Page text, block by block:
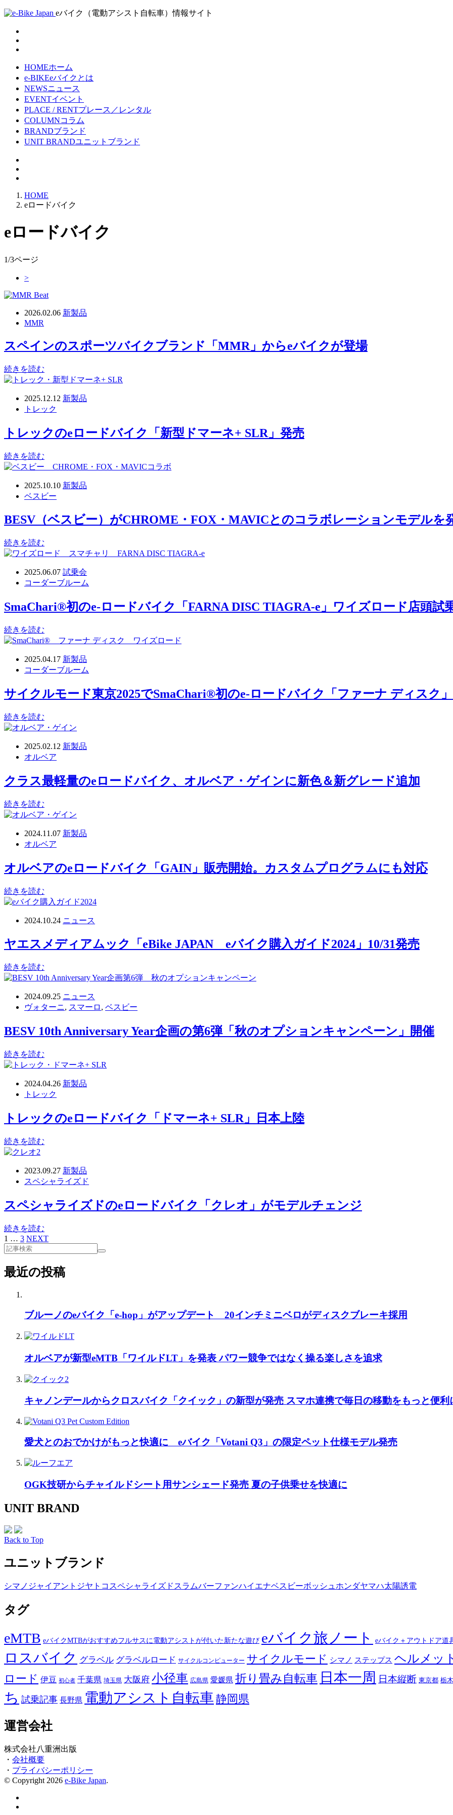
eバイク（電動アシスト自転車）情報サイト
HOMEホーム
e-BIKEeバイクとは
NEWSニュース
EVENTイベント
PLACE / RENTプレース／レンタル
COLUMNコラム
BRANDブランド
UNIT BRANDユニットブランド
HOME
eロードバイク
eロードバイク
1/3ページ
>
2026.02.06 新製品
MMR
スペインのスポーツバイクブランド「MMR」からeバイクが登場
続きを読む
2025.12.12 新製品
トレック
トレックのeロードバイク「新型ドマーネ+ SLR」発売
続きを読む
2025.10.10 新製品
ベスビー
BESV（ベスビー）がCHROME・FOX・MAVICとのコラボレーションモデルを
続きを読む
2025.06.07 試乗会
コーダーブルーム
SmaChari®︎初のe-ロードバイク「FARNA DISC TIAGRA-e」ワイズロード店頭試
続きを読む
2025.04.17 新製品
コーダーブルーム
サイクルモード東京2025でSmaChari®初のe-ロードバイク「ファーナ ディスク
続きを読む
2025.02.12 新製品
オルベア
クラス最軽量のeロードバイク、オルベア・ゲインに新色＆新グレード追加
続きを読む
2024.11.07 新製品
オルベア
オルベアのeロードバイク「GAIN」販売開始。カスタムプログラムにも対応
続きを読む
2024.10.24 ニュース
ヤエスメディアムック「eBike JAPAN eバイク購入ガイド2024」10/31発売
続きを読む
2024.09.25 ニュース
ヴォターニ, スマーロ , ベスビー
BESV 10th Anniversary Year企画の第6弾「秋のオプションキャンペーン」開催
続きを読む
2024.04.26 新製品
トレック
トレックのeロードバイク「ドマーネ+ SLR」日本上陸
続きを読む
2023.09.27 新製品
スペシャライズド
スペシャライズドのeロードバイク「クレオ」がモデルチェンジ
続きを読む
1 … 3 NEXT
最近の投稿
ブルーノのeバイク「e-hop」がアップデート 20インチミニベロがディスクブレーキ採用
オルベアが新型eMTB「ワイルドLT」を発表 パワー競争ではなく操る楽しさを追求
キャノンデールからクロスバイク「クイック」の新型が発売 スマホ連携で毎日の移動をもっと便利
愛犬とのおでかけがもっと快適に eバイク「Votani Q3」の限定ペット仕様モデル発売
OGK技研からチャイルドシート用サンシェード発売 夏の子供乗せを快適に
UNIT BRAND
Back to Top
ユニットブランド
シマノ ジャイアント ジヤトコ スペシャライズド スラムバーファンハイエナベスビーボッシュ ホンダヤマハ太陽誘電
タグ
eMTB eバイクMTBがおすすめフルサスに電動アシストが付いた新たな遊び eバイク旅ノート eバイク＋アウトドア道
ロスバイク グラベル グラベルロード サイクルコンピューター サイクルモード シマノ ステップス ヘルメッ
ロード 伊豆 初心者 千葉県 埼玉県 大阪府 小径車 広島県 愛媛県 折り畳み自転車 日本一周 日本縦断 東京都 栃
ち 試乗記事 長野県 電動アシスト自転車 静岡県
運営会社
株式会社八重洲出版
・ 会社概要
・ プライバシーポリシー
© Copyright 2026 e-Bike Japan.